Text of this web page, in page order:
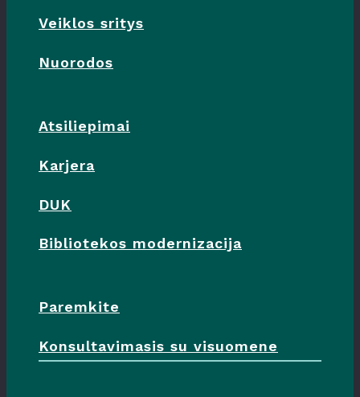
Veiklos sritys
Nuorodos
Atsiliepimai
Karjera
DUK
Bibliotekos modernizacija
Paremkite
Konsultavimasis su visuomene